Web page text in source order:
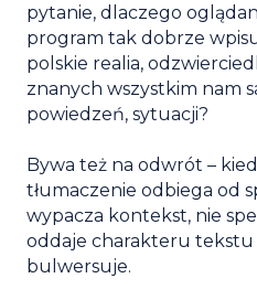
pytanie, dlaczego
program tak dobrze
polskie realia,
znanych wszystkim nam
powiedzeń, sytuacji?
Bywa też na odwrót –
tłumaczenie odbiega od
wypacza kontekst, nie
oddaje charakteru
bulwersuje.